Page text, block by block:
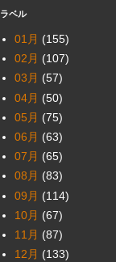
ラベル
01月 (155)
02月 (107)
03月 (57)
04月 (50)
05月 (75)
06月 (63)
07月 (65)
08月 (83)
09月 (114)
10月 (67)
11月 (87)
12月 (133)